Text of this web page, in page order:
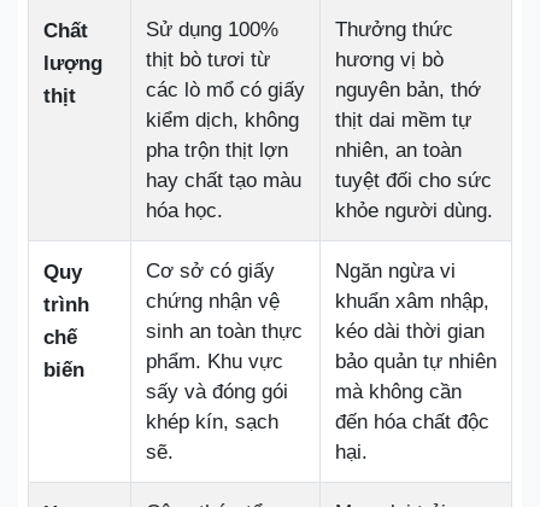
Chất
lượng
thịt
Sử dụng 100%
thịt bò tươi từ
các lò mổ có giấy
kiểm dịch, không
pha trộn thịt lợn
hay chất tạo màu
hóa học.
Thưởng thức
hương vị bò
nguyên bản, thớ
thịt dai mềm tự
nhiên, an toàn
tuyệt đối cho sức
khỏe người dùng.
Quy
trình
chế
biến
Cơ sở có giấy
chứng nhận vệ
sinh an toàn thực
phẩm. Khu vực
sấy và đóng gói
khép kín, sạch
sẽ.
Ngăn ngừa vi
khuẩn xâm nhập,
kéo dài thời gian
bảo quản tự nhiên
mà không cần
đến hóa chất độc
hại.